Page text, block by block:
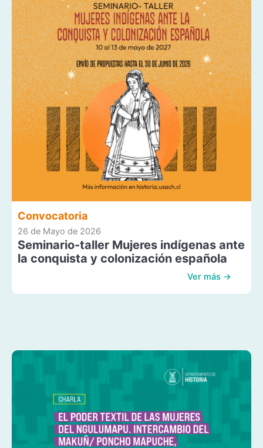
Convocatoria
26 de Mayo de 2026
Seminario-taller Mujeres indígenas ante
la conquista y colonización española
Ver más →